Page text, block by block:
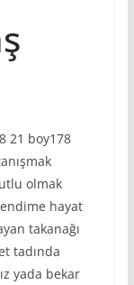
21 boy178
olmak
hayat
takanağı
tadında
yada bekar